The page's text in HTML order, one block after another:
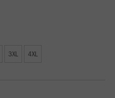
3XL 4XL